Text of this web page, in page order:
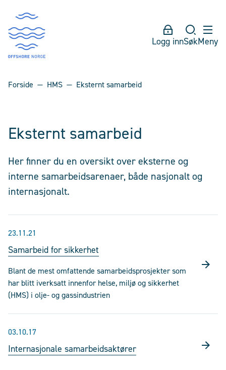
Logg innSøkMeny
Forside HMS Eksternt samarbeid
Eksternt samarbeid
Her finner du en oversikt over eksterne og
interne samarbeidsarenaer, både nasjonalt og
internasjonalt.
23.11.21
Samarbeid for sikkerhet
Blant de mest omfattende samarbeidsprosjekter som
har blitt iverksatt innenfor helse, miljø og sikkerhet
(HMS) i olje- og gassindustrien
03.10.17
Internasjonale samarbeidsaktører